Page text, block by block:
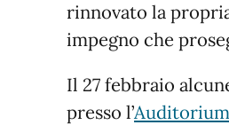
rinnovato la
impegno che
Il 27 febbraio
presso l’Auditorium